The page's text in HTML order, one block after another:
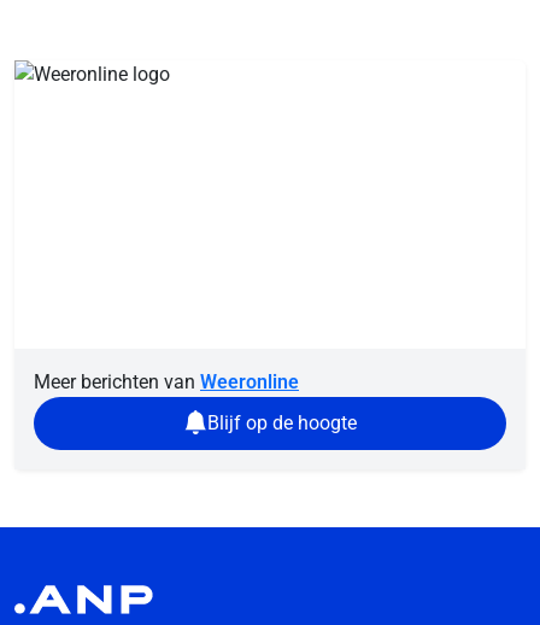
Meer berichten van Weeronline
Blijf op de hoogte